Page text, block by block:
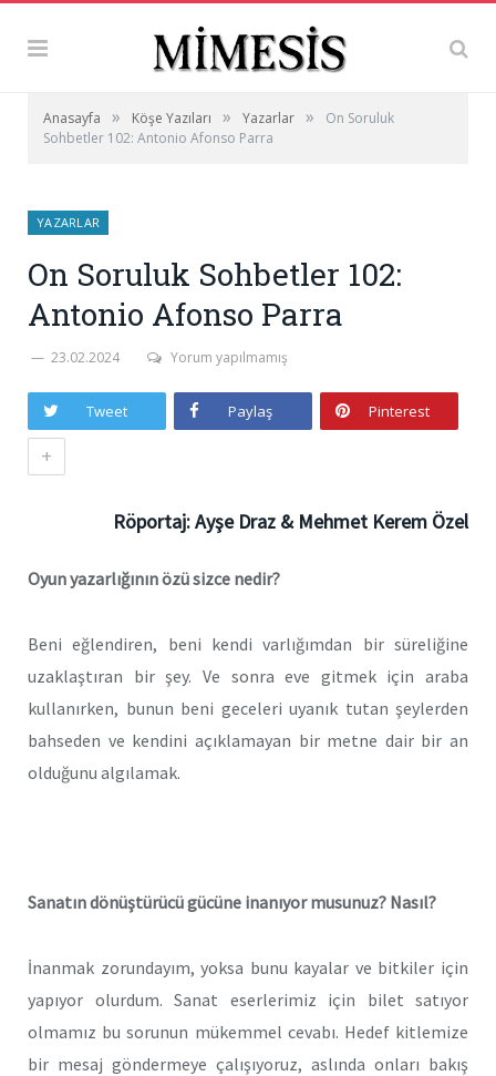
Anasayfa » Köşe Yazıları » Yazarlar »
On Soruluk
Sohbetler 102: Antonio Afonso Parra
YAZARLAR
On Soruluk Sohbetler 102:
Antonio Afonso Parra
23.02.2024 Yorum yapılmamış
Tweet Paylaş Pinterest
+
Röportaj:Ayşe Draz & Mehmet Kerem Özel
Oyun yazarlığının özü sizce nedir?
Beni eğlendiren, beni kendi varlığımdan bir süreliğine
uzaklaştıran bir şey. Ve sonra eve gitmek için araba
kullanırken, bunun beni geceleri uyanık tutan şeylerden
bahseden ve kendini açıklamayan bir metne dair bir an
olduğunu algılamak.
Sanatın dönüştürücü gücüne inanıyor musunuz? Nasıl?
İnanmak zorundayım, yoksa bunu kayalar ve bitkiler için
yapıyor olurdum. Sanat eserlerimiz için bilet satıyor
olmamız bu sorunun mükemmel cevabı. Hedef kitlemize
bir mesaj göndermeye çalışıyoruz, aslında onları bakış